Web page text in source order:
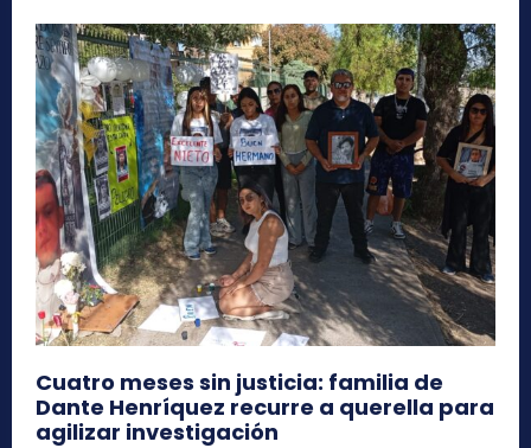
Cuatro meses sin justicia: familia de
Dante Henríquez recurre a querella para
agilizar investigación